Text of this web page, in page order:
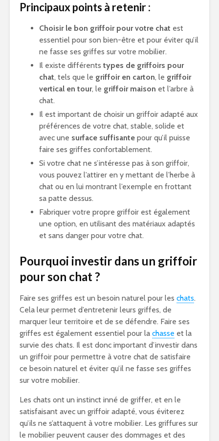
Principaux points à retenir :
Choisir le bon griffoir pour votre chat est
essentiel pour son bien-être et pour éviter qu’il
ne fasse ses griffes sur votre mobilier.
Il existe différents types de griffoirs pour
chat, tels que le griffoir en carton, le griffoir
vertical en tour, le griffoir maison et l’arbre à
chat.
Il est important de choisir un griffoir adapté aux
préférences de votre chat, stable, solide et
avec une surface suffisante pour qu’il puisse
faire ses griffes confortablement.
Si votre chat ne s’intéresse pas à son griffoir,
vous pouvez l’attirer en y mettant de l’herbe à
chat ou en lui montrant l’exemple en frottant
sa patte dessus.
Fabriquer votre propre griffoir est également
une option, en utilisant des matériaux adaptés
et sans danger pour votre chat.
Pourquoi investir dans un griffoir
pour son chat ?
Faire ses griffes est un besoin naturel pour les chats.
Cela leur permet d’entretenir leurs griffes, de
marquer leur territoire et de se défendre. Faire ses
griffes est également essentiel pour la chasse et la
survie des chats. Il est donc important d’investir dans
un griffoir pour permettre à votre chat de satisfaire
ce besoin naturel et éviter qu’il ne fasse ses griffes
sur votre mobilier.
Les chats ont un instinct inné de griffer, et en le
satisfaisant avec un griffoir adapté, vous éviterez
qu’ils ne s’attaquent à votre mobilier. Les griffures sur
le mobilier peuvent causer des dommages et des